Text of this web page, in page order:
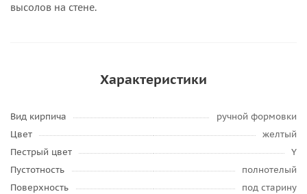
высолов на стене.
Характеристики
Вид кирпича
ручной формовки
Цвет
желтый
Пестрый цвет
Y
Пустотность
полнотелый
Поверхность
под старину